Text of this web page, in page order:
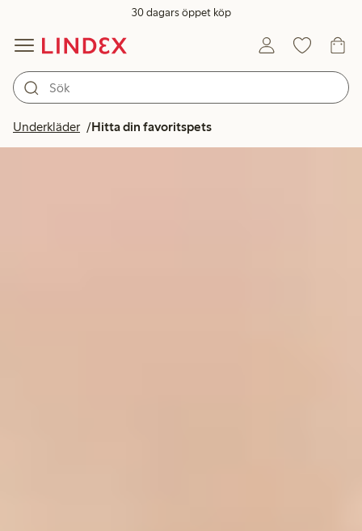
30 dagars öppet köp
Underkläder Hitta din favoritspets